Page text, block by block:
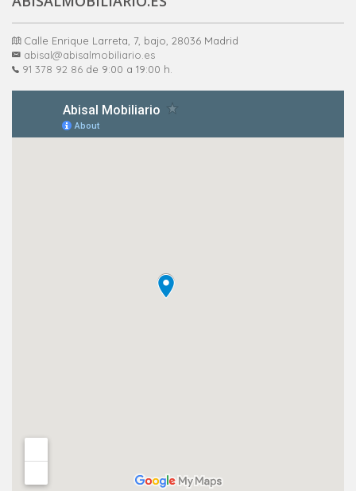
Calle Enrique Larreta, 7, bajo, 28036 Madrid
abisal@abisalmobiliario.es
91 378 92 86 de 9:00 a 19:00 h.